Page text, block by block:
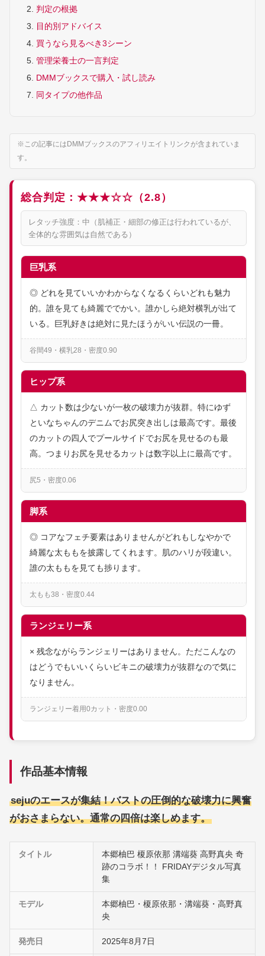
判定の根拠
目的別アドバイス
買うなら見るべき3シーン
管理栄養士の一言判定
DMMブックスで購入・試し読み
同タイプの他作品
※この記事にはDMMブックスのアフィリエイトリンクが含まれていま
す。
総合判定：★★★☆☆（2.8）
レタッチ強度：中（肌補正・細部の修正は行われているが、
全体的な雰囲気は自然である）
巨乳系
◎ どれを見ていいかわからなくなるくらいどれも魅力
的。誰を見ても綺麗ででかい。誰かしら絶対横乳が出て
いる。巨乳好きは絶対に見たほうがいい伝説の一冊。
谷間49・横乳28・密度0.90
ヒップ系
△ カット数は少ないが一枚の破壊力が抜群。特にゆず
といなちゃんのデニムでお尻突き出しは最高です。最後
のカットの四人でプールサイドでお尻を見せるのも最
高。つまりお尻を見せるカットは数字以上に最高です。
尻5・密度0.06
脚系
◎ コアなフェチ要素はありませんがどれもしなやかで
綺麗な太ももを披露してくれます。肌のハリが段違い。
誰の太ももを見ても捗ります。
太もも38・密度0.44
ランジェリー系
× 残念ながらランジェリーはありません。ただこんなの
はどうでもいいくらいビキニの破壊力が抜群なので気に
なりません。
ランジェリー着用0カット・密度0.00
作品基本情報
sejuのエースが集結！バストの圧倒的な破壊力に興奮
がおさまらない。通常の四倍は楽しめます。
タイトル
本郷柚巴 榎原依那 溝端葵 高野真央 奇
跡のコラボ！！ FRIDAYデジタル写真
集
モデル
本郷柚巴・榎原依那・溝端葵・高野真
央
発売日 2025年8月7日